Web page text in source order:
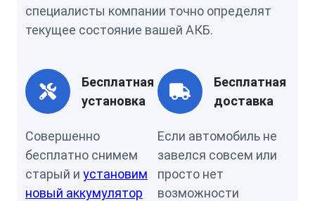
специалисты компании точно определят
текущее состояние вашей АКБ.
Бесплатная
установка
Совершенно
бесплатно снимем
старый и установим
новый аккумулятор
Бесплатная
доставка
Если автомобиль не
завелся совсем или
просто нет
возможности